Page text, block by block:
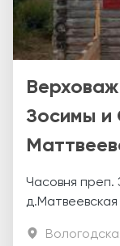
Зосимы и
Часовня преп.